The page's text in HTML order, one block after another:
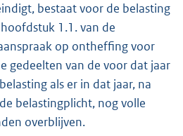
bestaat voor de belasting
1.1. van de
op ontheffing voor
gedeelten van de voor dat jaar
als er in dat jaar, na
belastingplicht, nog volle
overblijven.